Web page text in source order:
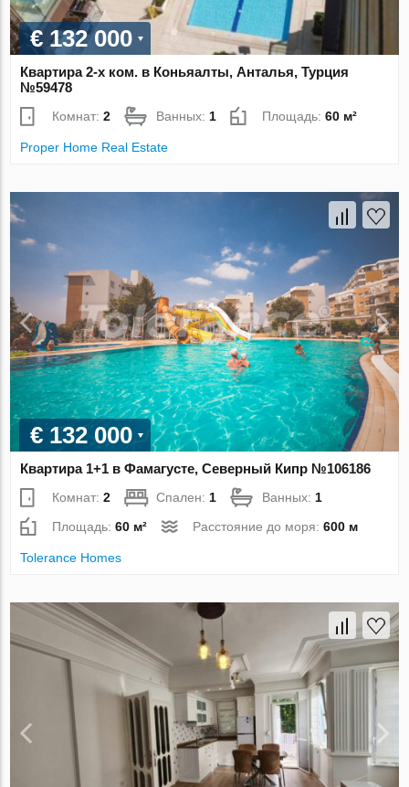
€ 132 000
Квартира 2-х ком. в Коньяалты, Анталья, Турция
№59478
Комнат:2 Ванных:1 Площадь:60 м²
Proper Home Real Estate
€ 132 000
Квартира 1+1 в Фамагусте, Северный Кипр №106186
Комнат:2 Спален: 1 Ванных: 1
Площадь:60 м² Расстояние до моря:600 м
Tolerance Homes